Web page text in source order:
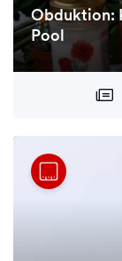
Obduktion:
Pool